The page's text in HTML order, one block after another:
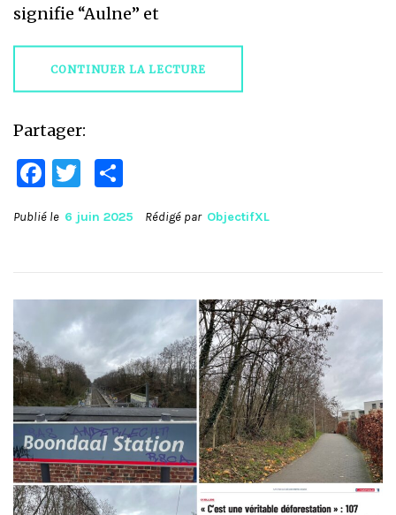
signifie “Aulne” et
CONTINUER LA LECTURE
Partager:
Facebook
Twitter
Publié le 6 juin 2025 Rédigé par ObjectifXL